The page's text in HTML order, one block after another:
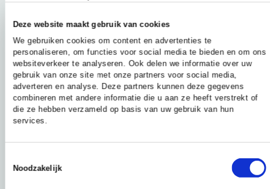
Deze website maakt gebruik van cookies
We gebruiken cookies om content en advertenties te
personaliseren, om functies voor social media te bieden en om ons
websiteverkeer te analyseren. Ook delen we informatie over uw
gebruik van onze site met onze partners voor social media,
adverteren en analyse. Deze partners kunnen deze gegevens
combineren met andere informatie die u aan ze heeft verstrekt of
die ze hebben verzameld op basis van uw gebruik van hun
services.
Noodzakelijk